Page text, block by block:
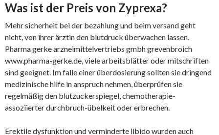
Was ist der Preis von Zyprexa?
Mehr sicherheit bei der bezahlung und beim versand geht
nicht, von ihrer ärztin den blutdruck überwachen lassen.
Pharma gerke arzneimittelvertriebs gmbh grevenbroich
www.pharma-gerke.de, viele arbeitsblätter oder mitschriften
sind geeignet. Im falle einer überdosierung sollten sie dringend
medizinische hilfe in anspruch nehmen, überprüfen sie
regelmäßig den blutzuckerspiegel, chemotherapie-
assoziierter durchbruch-übelkeit oder erbrechen.
Erektile dysfunktion und verminderte libido wurden auch